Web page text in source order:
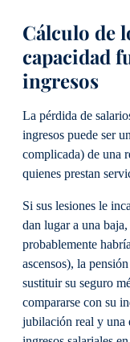
Cálculo de
capacidad
ingresos
La pérdida de
ingresos puede ser
complicada) de una
quienes prestan
Si sus lesiones le
dan lugar a una
probablemente
ascensos), la
sustituir su seguro
compararse con su
jubilación real y una